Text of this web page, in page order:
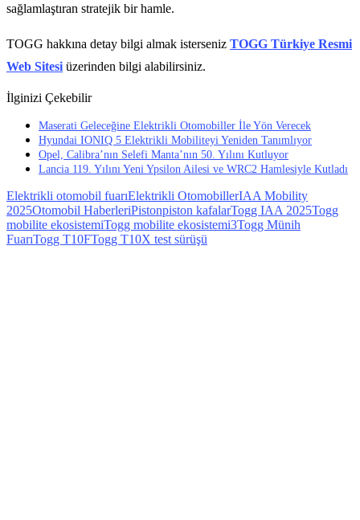
sağlamlaştıran stratejik bir hamle.
TOGG hakkına detay bilgi almak isterseniz TOGG Türkiye Resmi
Web Sitesi üzerinden bilgi alabilirsiniz.
İlginizi Çekebilir
Maserati Geleceğine Elektrikli Otomobiller İle Yön Verecek
Hyundai IONIQ 5 Elektrikli Mobiliteyi Yeniden Tanımlıyor
Opel, Calibra’nın Selefi Manta’nın 50. Yılını Kutluyor
Lancia 119. Yılını Yeni Ypsilon Ailesi ve WRC2 Hamlesiyle Kutladı
Elektrikli otomobil fuarıElektrikli OtomobillerIAA Mobility
2025Otomobil HaberleriPistonpiston kafalarTogg IAA 2025Togg
mobilite ekosistemiTogg mobilite ekosistemi3Togg Münih
FuarıTogg T10FTogg T10X test sürüşü